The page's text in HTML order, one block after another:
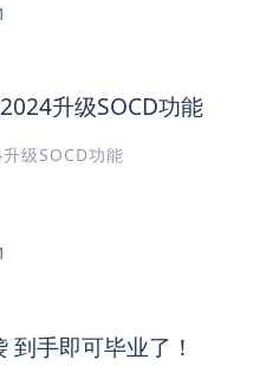
升级SOCD功能
级SOCD功能
手即可毕业了！